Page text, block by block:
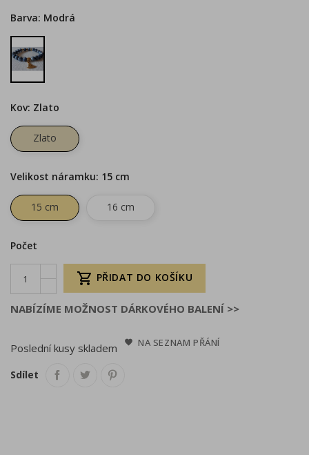
Barva: Modrá
Modrá
Kov: Zlato
Zlato
Velikost náramku: 15 cm
15 cm 16 cm
Počet
 PŘIDAT DO KOŠÍKU
NABÍZÍME MOŽNOST DÁRKOVÉHO BALENÍ >>
Poslední kusy skladem NA SEZNAM PŘÁNÍ
Sdílet